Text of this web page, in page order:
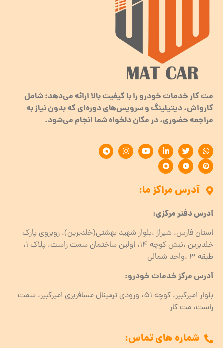
مت کار خدمات خودرو را با کیفیت بالا ارائه می‌دهد؛ شامل
کارواش، دیتیلینگ و سرویس‌های دوره‌ای که بدون نیاز به
مراجعه حضوری، در مکان دلخواه شما انجام می‌شود.
آدرس مراکز ما:
آدرس دفتر مرکزی:
استان فارس، شیراز ،بلوار شهید بهشتی(خلدبرین)، روبروی پارک
خلدبرین ،نبش کوچه ۱۴، اولین ساختمان سمت راست، پلاک 1،
طبقه ۳ ،واحد شمالی
آدرس مرکز خدمات خودرو:
بلوار امیرکبیر، کوچه 51، ورودی ترمینال مسافربری امیرکبیر، سمت
راست، مت کار
شماره های تماس: